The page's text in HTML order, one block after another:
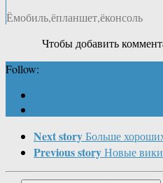
Ёмобиль,ёпланшет,ёконсоль
Чтобы добавить
Follow:
Next storyБольше
Previous storyНовые